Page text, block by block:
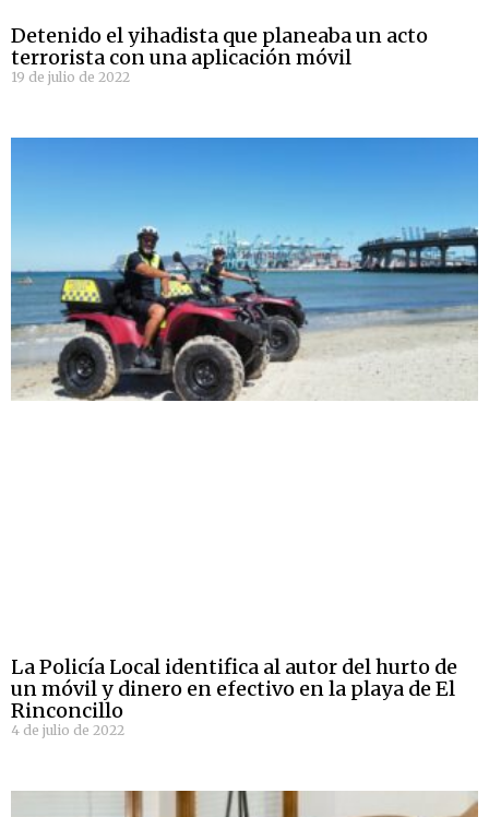
Detenido el yihadista que planeaba un acto
terrorista con una aplicación móvil
19 de julio de 2022
La Policía Local identifica al autor del hurto de
un móvil y dinero en efectivo en la playa de El
Rinconcillo
4 de julio de 2022